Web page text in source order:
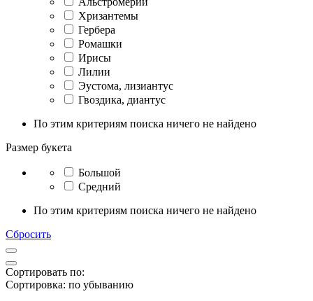
Хризантемы
Гербера
Ромашки
Ирисы
Лилии
Эустома, лизиантус
Гвоздика, диантус
По этим критериям поиска ничего не найдено
Размер букета
Большой
Средний
По этим критериям поиска ничего не найдено
Сбросить
Сортировать по:
Сортировка: по убыванию